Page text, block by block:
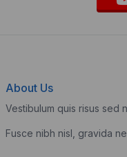
About Us
Vestibulum quis risus sed
Fusce nibh nisl, gravida